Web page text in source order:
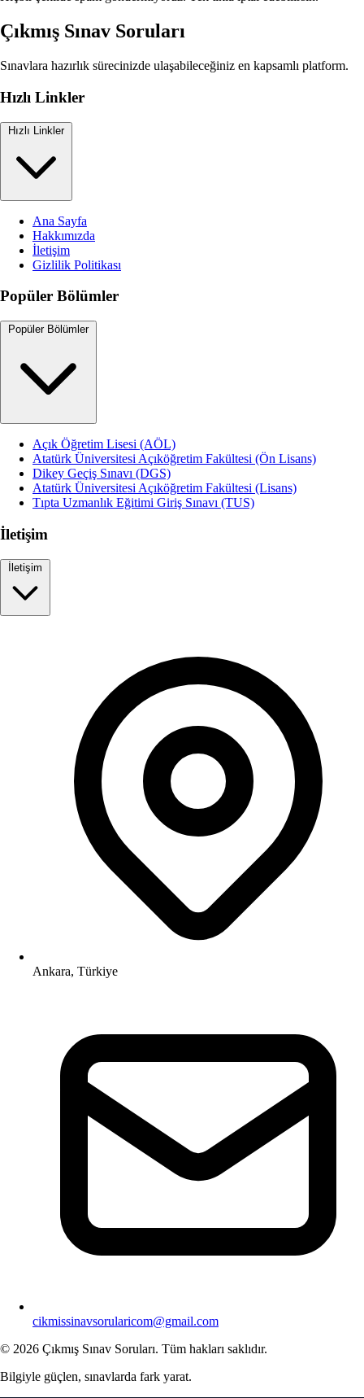
Çıkmış Sınav Soruları
Sınavlara hazırlık sürecinizde ulaşabileceğiniz en kapsamlı platform.
Hızlı Linkler
Hızlı Linkler
Ana Sayfa
Hakkımızda
İletişim
Gizlilik Politikası
Popüler Bölümler
Popüler Bölümler
Açık Öğretim Lisesi (AÖL)
Atatürk Üniversitesi Açıköğretim Fakültesi (Ön Lisans)
Dikey Geçiş Sınavı (DGS)
Atatürk Üniversitesi Açıköğretim Fakültesi (Lisans)
Tıpta Uzmanlık Eğitimi Giriş Sınavı (TUS)
İletişim
İletişim
Ankara, Türkiye
cikmissinavsorularicom@gmail.com
© 2026 Çıkmış Sınav Soruları. Tüm hakları saklıdır.
Bilgiyle güçlen, sınavlarda fark yarat.